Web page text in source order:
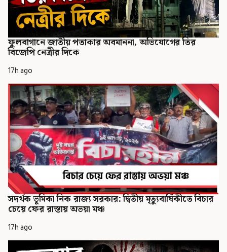
ফুলবাগানে জাতীয় পতাকার অবমাননা, অভিযোগের তির
বিজেপি নেত্রীর দিকে
17h ago
সদর্থক ভূমিকা নিক রাজ্য সরকার: দ্বিতীয় মৃত্যুবার্ষিকীতে বিচার
চেয়ে ফের রাস্তায় অভয়া মঞ্চ
17h ago